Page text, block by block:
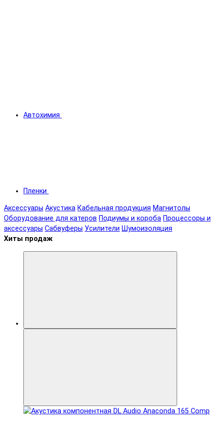
Автохимия
Пленки
Аксессуары Акустика Кабельная продукция Магнитолы
Оборудование для катеров Подиумы и короба Процессоры и
аксессуары Сабвуферы Усилители Шумоизоляция
Хиты продаж